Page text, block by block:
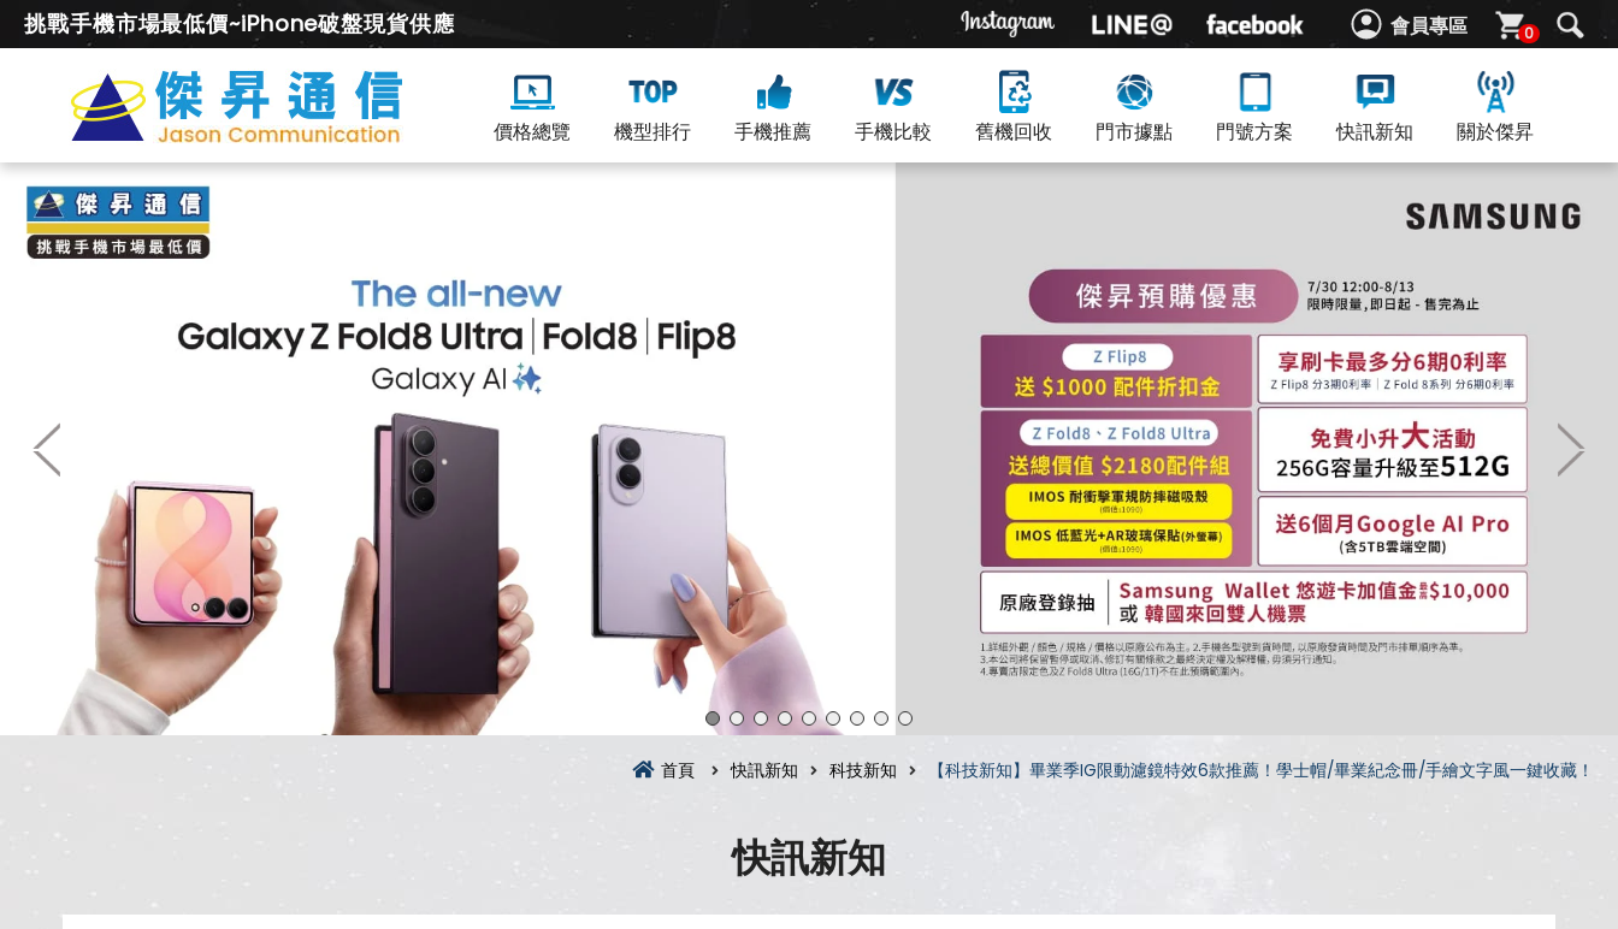
會員專區 0
挑戰手機市場最低價~iPhone破盤現貨供應
價格總覽 機型排行 手機推薦 手機比較 舊機回收 門市據點 門號方案 快訊新知 關於傑昇
首頁 快訊新知 科技新知 【科技新知】畢業季IG限動濾鏡特效6款推薦！學士帽/畢業紀念冊/手繪文字風一鍵收藏！
快訊新知